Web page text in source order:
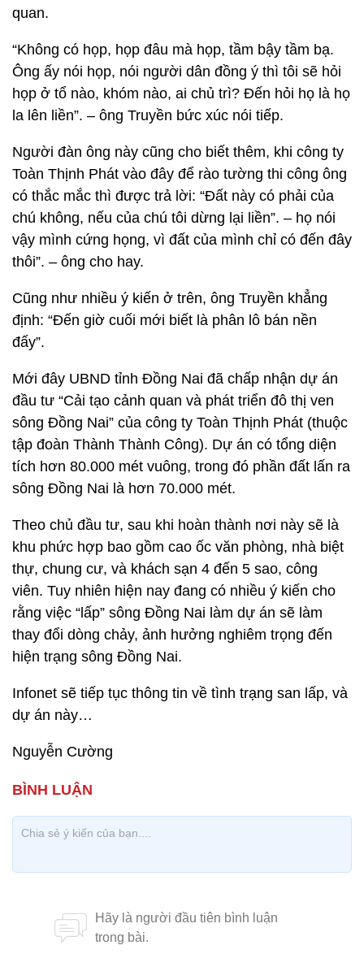
quan.
“Không có họp, họp đâu mà họp, tầm bậy tầm bạ.
Ông ấy nói họp, nói người dân đồng ý thì tôi sẽ hỏi
họp ở tổ nào, khóm nào, ai chủ trì? Đến hỏi họ là họ
la lên liền”. – ông Truyền bức xúc nói tiếp.
Người đàn ông này cũng cho biết thêm, khi công ty
Toàn Thịnh Phát vào đây để rào tường thi công ông
có thắc mắc thì được trả lời: “Đất này có phải của
chú không, nếu của chú tôi dừng lại liền”. – họ nói
vậy mình cứng họng, vì đất của mình chỉ có đến đây
thôi”. – ông cho hay.
Cũng như nhiều ý kiến ở trên, ông Truyền khẳng
định: “Đến giờ cuối mới biết là phân lô bán nền
đấy”.
Mới đây UBND tỉnh Đồng Nai đã chấp nhận dự án
đầu tư “Cải tạo cảnh quan và phát triển đô thị ven
sông Đồng Nai” của công ty Toàn Thịnh Phát (thuộc
tập đoàn Thành Thành Công). Dự án có tổng diện
tích hơn 80.000 mét vuông, trong đó phần đất lấn ra
sông Đồng Nai là hơn 70.000 mét.
Theo chủ đầu tư, sau khi hoàn thành nơi này sẽ là
khu phức hợp bao gồm cao ốc văn phòng, nhà biệt
thự, chung cư, và khách sạn 4 đến 5 sao, công
viên. Tuy nhiên hiện nay đang có nhiều ý kiến cho
rằng việc “lấp” sông Đồng Nai làm dự án sẽ làm
thay đổi dòng chảy, ảnh hưởng nghiêm trọng đến
hiện trạng sông Đồng Nai.
Infonet sẽ tiếp tục thông tin về tình trạng san lấp, và
dự án này…
Nguyễn Cường